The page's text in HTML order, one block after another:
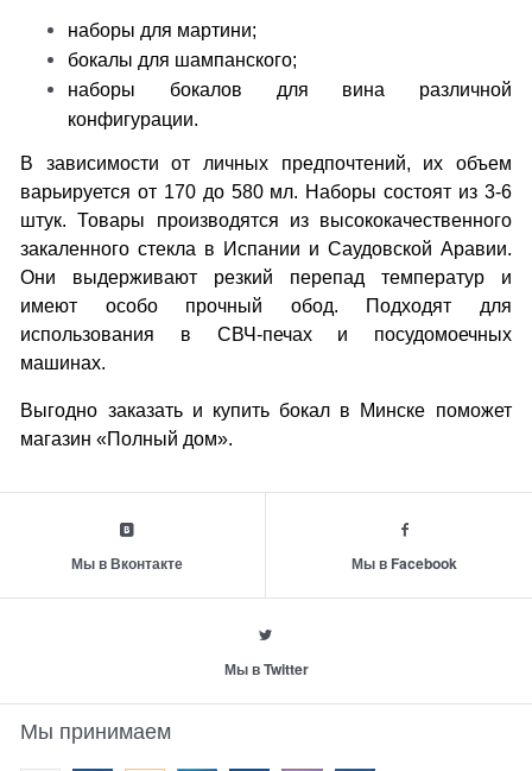
наборы для мартини;
бокалы для шампанского;
наборы бокалов для вина различной
конфигурации.
В зависимости от личных предпочтений, их объем
варьируется от 170 до 580 мл. Наборы состоят из 3-6
штук. Товары производятся из высококачественного
закаленного стекла в Испании и Саудовской Аравии.
Они выдерживают резкий перепад температур и
имеют особо прочный обод. Подходят для
использования в СВЧ-печах и посудомоечных
машинах.
Выгодно заказать и купить бокал в Минске поможет
магазин «Полный дом».
Мы в Вконтакте Мы в Facebook
Мы в Twitter
Мы принимаем